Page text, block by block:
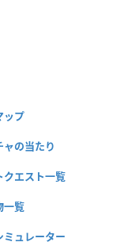
ップ
ャの当たり
クエスト一覧
一覧
ミュレーター